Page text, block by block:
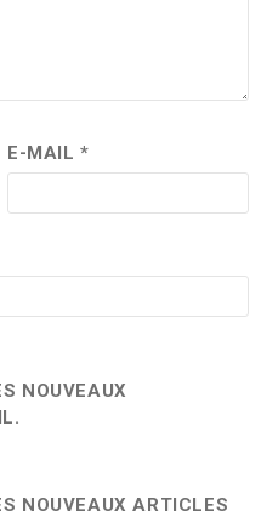
E-MAIL*
NOUVEAUX
NOUVEAUX ARTICLES